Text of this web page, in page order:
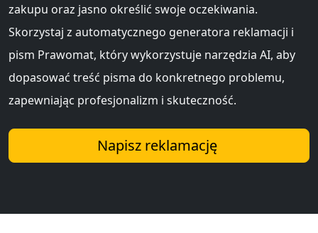
zakupu oraz jasno określić swoje oczekiwania.
Skorzystaj z automatycznego generatora reklamacji i
pism Prawomat, który wykorzystuje narzędzia AI, aby
dopasować treść pisma do konkretnego problemu,
zapewniając profesjonalizm i skuteczność.
Napisz reklamację